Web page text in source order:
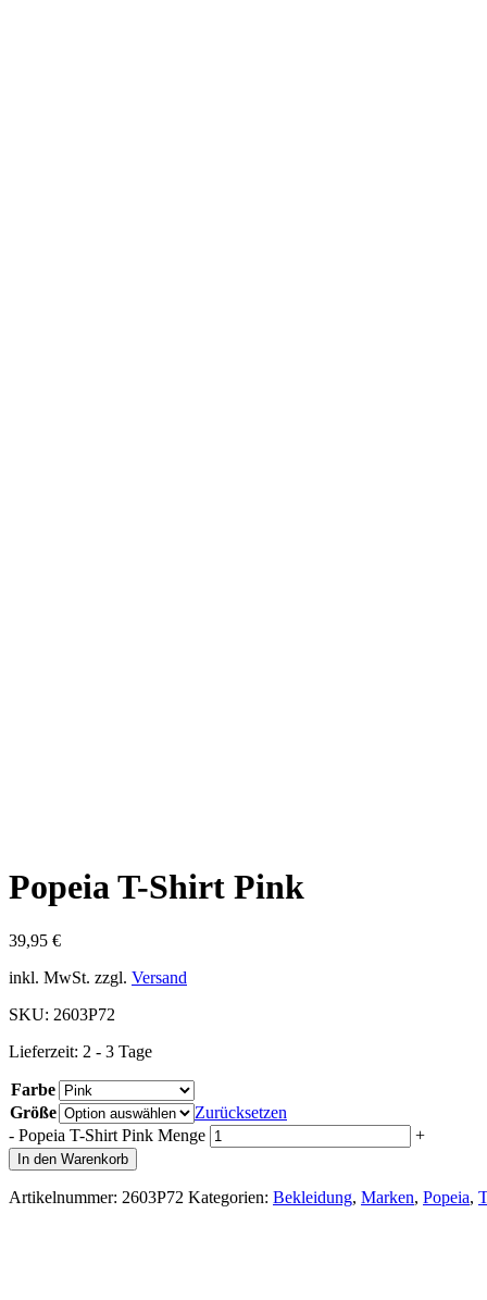
Popeia T-Shirt Pink
39,95 €
inkl. MwSt. zzgl. Versand
SKU: 2603P72
Lieferzeit: 2 - 3 Tage
Farbe
Größe
Zurücksetzen
- Popeia T-Shirt Pink Menge +
In den Warenkorb
Artikelnummer: 2603P72 Kategorien: Bekleidung, Marken, Popeia,